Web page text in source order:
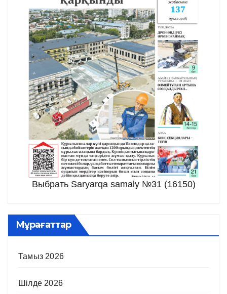
Выбрать Saryarqa samaly №31 (16150)
Мұрағаттар
Тамыз 2026
Шілде 2026